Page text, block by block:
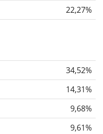
22,27%
34,52%
14,31%
9,68%
9,61%